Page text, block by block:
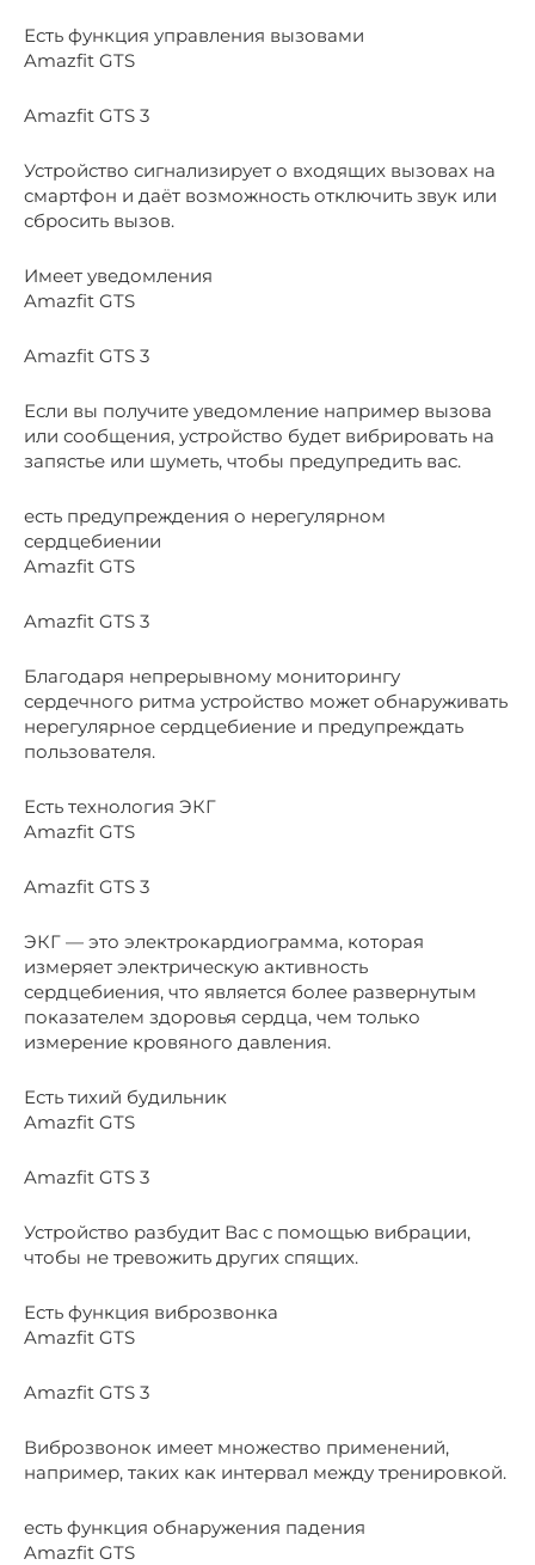
Есть функция управления вызовами
Amazfit GTS
Amazfit GTS 3
Устройство сигнализирует о входящих вызовах на
смартфон и даёт возможность отключить звук или
сбросить вызов.
Имеет уведомления
Amazfit GTS
Amazfit GTS 3
Если вы получите уведомление например вызова
или сообщения, устройство будет вибрировать на
запястье или шуметь, чтобы предупредить вас.
есть предупреждения о нерегулярном
сердцебиении
Amazfit GTS
Amazfit GTS 3
Благодаря непрерывному мониторингу
сердечного ритма устройство может обнаруживать
нерегулярное сердцебиение и предупреждать
пользователя.
Есть технология ЭКГ
Amazfit GTS
Amazfit GTS 3
ЭКГ — это электрокардиограмма, которая
измеряет электрическую активность
сердцебиения, что является более развернутым
показателем здоровья сердца, чем только
измерение кровяного давления.
Есть тихий будильник
Amazfit GTS
Amazfit GTS 3
Устройство разбудит Вас с помощью вибрации,
чтобы не тревожить других спящих.
Есть функция виброзвонка
Amazfit GTS
Amazfit GTS 3
Виброзвонок имеет множество применений,
например, таких как интервал между тренировкой.
есть функция обнаружения падения
Amazfit GTS